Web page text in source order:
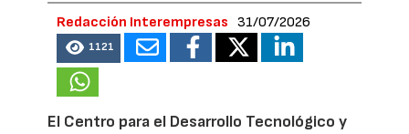
Redacción Interempresas 31/07/2026
1121
El Centro para el Desarrollo Tecnológico y